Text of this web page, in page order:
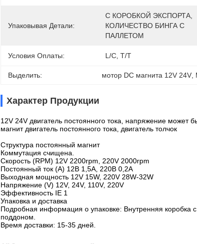
Упаковывая Детали:
С КОРОБКОЙ ЭКСПОРТА,
КОЛИЧЕСТВО БИНГА С
ПАЛЛЕТОМ
Условия Оплаты: L/C, T/T
Выделить: мотор DC магнита 12V 24V
Характер Продукции
12V 24V двигатель постоянного тока, напряжение может
магнит двигатель постоянного тока, двигатель толчок
Структура постоянный магнит
Коммутация счищена.
Скорость (RPM) 12V 2200rpm, 220V 2000rpm
Постоянный ток (А) 12В 1,5А, 220В 0,2А
Выходная мощность 12V 15W, 220V 28W-32W
Напряжение (V) 12V, 24V, 110V, 220V
Эффективность IE 1
Упаковка и доставка
Подробная информация о упаковке: Внутренняя коробка
поддоном.
Время доставки: 15-35 дней.